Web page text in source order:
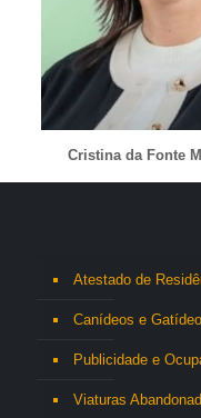
Cristina da Fonte
Atestado de
Canídeos e
Publicidade e
Viaturas